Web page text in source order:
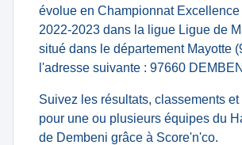
évolue en Championnat
2022-2023 dans la ligue Ligue de
situé dans le département Mayotte
l'adresse suivante : 97660
Suivez les résultats, classements
pour une ou plusieurs équipes du
de Dembeni grâce à Score'n'co.